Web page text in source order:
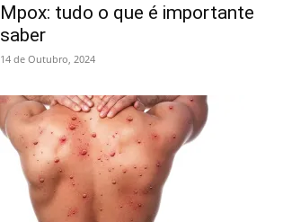
Mpox: tudo o que é importante
saber
14 de Outubro, 2024